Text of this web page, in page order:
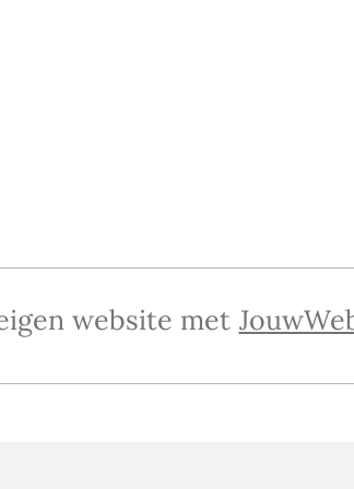
website met